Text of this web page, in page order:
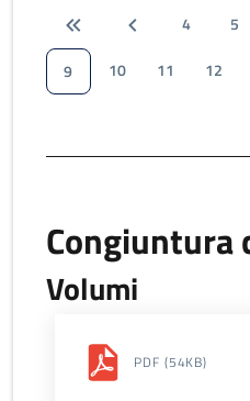
4 5
9
10 11 12
Congiuntura
Volumi
PDF (54KB)